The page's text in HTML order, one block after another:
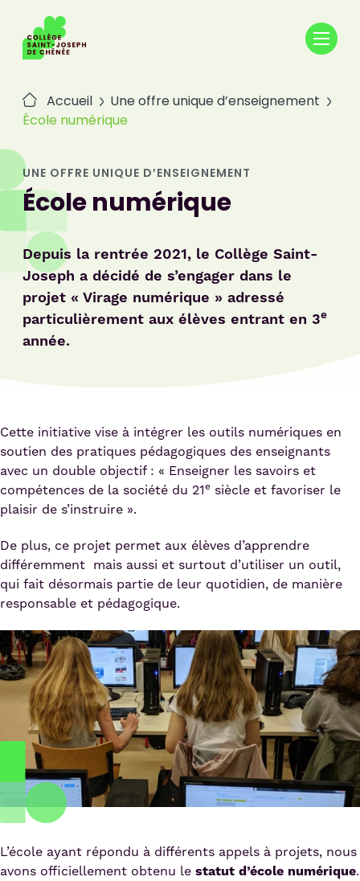
contenu
Accueil
Une offre unique d’enseignement
École numérique
UNE OFFRE UNIQUE D’ENSEIGNEMENT
École numérique
Depuis la rentrée 2021, le Collège Saint-
Joseph a décidé de s’engager dans le
projet « Virage numérique » adressé
particulièrement aux élèves entrant en 3e
année.
Cette initiative vise à intégrer les outils numériques en
soutien des pratiques pédagogiques des enseignants
avec un double objectif : « Enseigner les savoirs et
compétences de la société du 21e siècle et favoriser le
plaisir de s’instruire ».
De plus, ce projet permet aux élèves d’apprendre
différemment mais aussi et surtout d’utiliser un outil,
qui fait désormais partie de leur quotidien, de manière
responsable et pédagogique.
L’école ayant répondu à différents appels à projets, nous
avons officiellement obtenu le statut d’école numérique.